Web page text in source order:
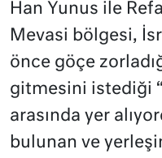
Han Yunus ile
Mevasi bölgesi,
önce göçe
gitmesini istediği
arasında yer
bulunan ve